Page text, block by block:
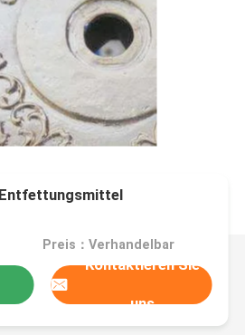
Preis：Verhandelbar
Kontaktieren Sie
uns